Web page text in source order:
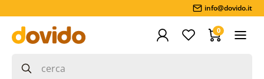
info@dovido.it
0